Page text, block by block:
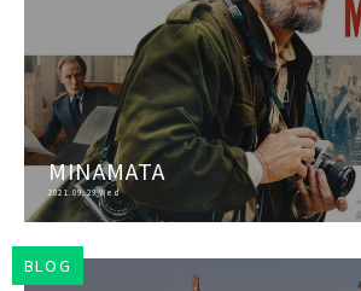
MINAMATA
2021.09.29 Wed
BLOG